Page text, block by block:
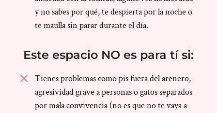
y no sabes por qué, te despierta por la noche o
te maulla sin parar durante el día.
Este espacio NO es para tí si:
Tienes problemas como pis fuera del arenero,
agresividad grave a personas o gatos separados
por mala convivencia (no es que no te vaya a